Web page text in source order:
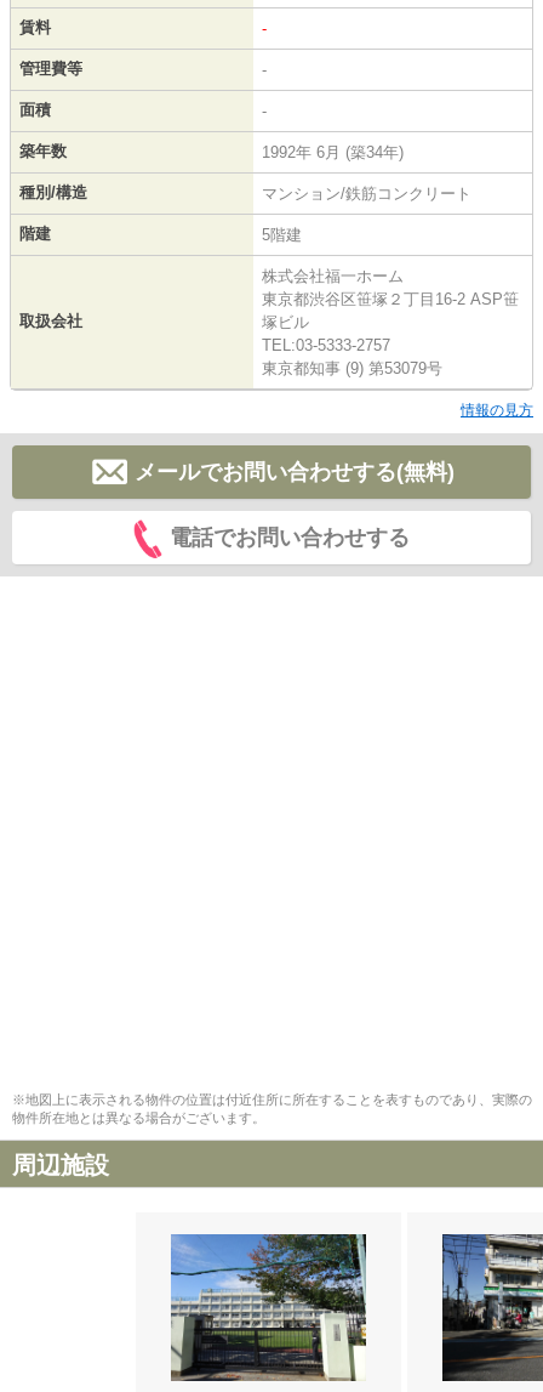
賃料 -
管理費等 -
面積 -
築年数 1992年 6月 (築34年)
種別/構造 マンション/鉄筋コンクリート
階建 5階建
取扱会社
株式会社福一ホーム
東京都渋谷区笹塚２丁目16-2 ASP笹
塚ビル
TEL:03-5333-2757
東京都知事 (9) 第53079号
情報の見方
メールでお問い合わせする(無料)
電話でお問い合わせする
※地図上に表示される物件の位置は付近住所に所在することを表すものであり、実際の
物件所在地とは異なる場合がございます。
周辺施設